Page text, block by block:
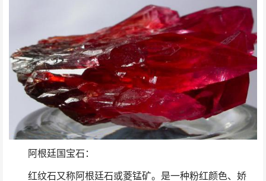
阿根廷国宝石：
红纹石又称阿根廷石或菱锰矿。是一种粉红颜色、娇